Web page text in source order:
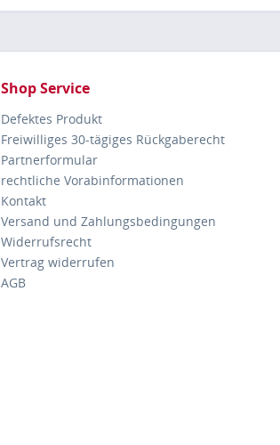
Shop Service
Defektes Produkt
Freiwilliges 30-tägiges Rückgaberecht
Partnerformular
rechtliche Vorabinformationen
Kontakt
Versand und Zahlungsbedingungen
Widerrufsrecht
Vertrag widerrufen
AGB